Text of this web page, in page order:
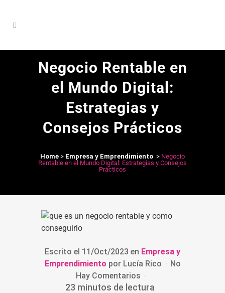
Negocio Rentable en
el Mundo Digital:
Estrategias y
Consejos Prácticos
Home > Empresa y Emprendimiento > Negocio
Rentable en el Mundo Digital: Estrategias y Consejos
Prácticos
Escrito el 11/Oct/2023 en Empresa y
Emprendimiento por Lucía Rico
No
Hay Comentarios
23 minutos de lectura